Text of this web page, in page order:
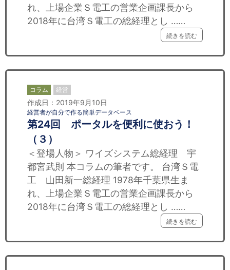
れ、上場企業Ｓ電工の営業企画課長から
2018年に台湾Ｓ電工の総経理とし ……
続きを読む
コラム 経営
作成日：2019年9月10日
経営者が自分で作る簡単データベース
第24回 ポータルを便利に使おう！
（３）
＜登場人物＞ ワイズシステム総経理 宇
都宮武則 本コラムの筆者です。 台湾Ｓ電
工 山田新一総経理 1978年千葉県生ま
れ、上場企業Ｓ電工の営業企画課長から
2018年に台湾Ｓ電工の総経理とし ……
続きを読む